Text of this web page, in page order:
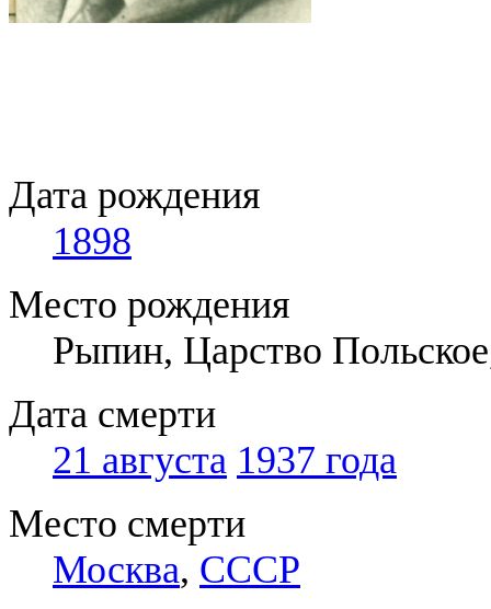
Дата рождения
1898
Место рождения
Рыпин, Царство
Дата смерти
21 августа 1937 года
Место смерти
Москва, СССР